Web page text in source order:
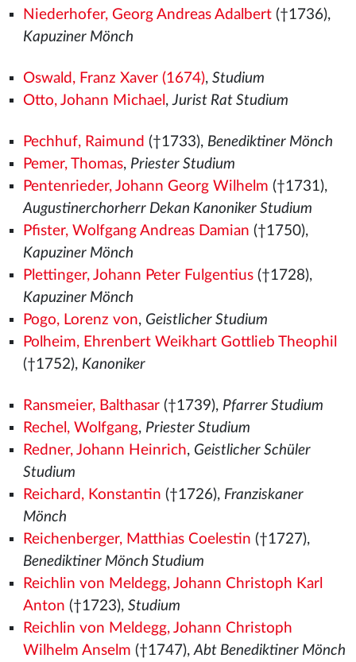
Niederhofer, Georg Andreas Adalbert(†1736),
Kapuziner Mönch
Oswald, Franz Xaver (1674), Studium
Otto, Johann Michael ,Jurist Rat Studium
Pechhuf, Raimund (†1733), Benediktiner Mönch
Pemer, Thomas, Priester Studium
Pentenrieder, Johann Georg Wilhelm (†1731),
Augustinerchorherr Dekan Kanoniker Studium
Pfister, Wolfgang Andreas Damian (†1750),
Kapuziner Mönch
Plettinger, Johann Peter Fulgentius(†1728),
Kapuziner Mönch
Pogo, Lorenz von, Geistlicher Studium
Polheim, Ehrenbert Weikhart Gottlieb Theophil
(†1752), Kanoniker
Ransmeier, Balthasar(†1739), Pfarrer Studium
Rechel, Wolfgang, Priester Studium
Redner, Johann Heinrich, Geistlicher Schüler
Studium
Reichard, Konstantin (†1726), Franziskaner
Mönch
Reichenberger, Matthias Coelestin (†1727),
Benediktiner Mönch Studium
Reichlin von Meldegg, Johann Christoph Karl
Anton (†1723), Studium
Reichlin von Meldegg, Johann Christoph
Wilhelm Anselm (†1747),Abt Benediktiner Mönch